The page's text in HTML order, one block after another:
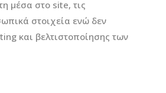
μέσα στο site, τις
στοιχεία ενώ δεν
και βελτιστοποίησης των